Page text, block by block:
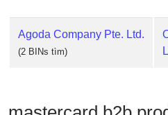
Agoda Company Pte. Ltd.
(2 BINs tìm)